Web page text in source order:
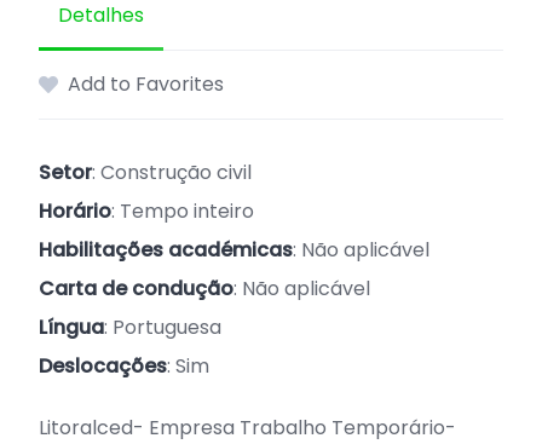
Detalhes
Add to Favorites
Setor: Construção civil
Horário: Tempo inteiro
Habilitações académicas: Não aplicável
Carta de condução: Não aplicável
Língua: Portuguesa
Deslocações: Sim
Litoralced- Empresa Trabalho Temporário-